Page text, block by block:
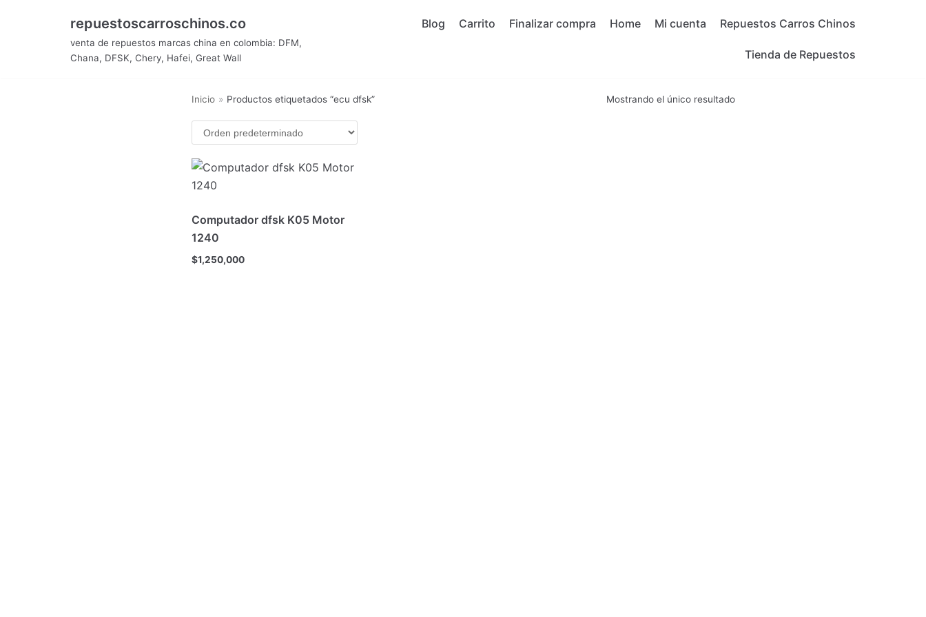
repuestoscarroschinos.co
venta de repuestos marcas china en colombia: DFM,
Chana, DFSK, Chery, Hafei, Great Wall
Blog Carrito Finalizar compra Home Mi cuenta Repuestos Carros Chinos
Tienda de Repuestos
Inicio » Productos etiquetados “ecu dfsk” Mostrando el único resultado
Computador dfsk K05 Motor
1240
$1,250,000